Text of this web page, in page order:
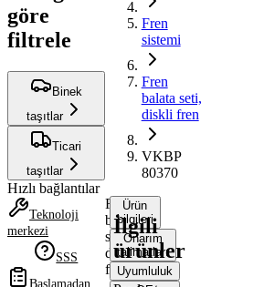
göre
filtrele
Binek
taşıtlar
Ticari
taşıtlar
Hızlı bağlantılar
Teknoloji
merkezi
SSS
Başlamadan
Fren
sistemi
Fren
balata seti,
diskli fren
VKBP
80370
Fren
balata
seti,
diskli
fren
Ürün
bilgileri
Onarım
talimatları
Uyumluluk
İlgili
ürünler